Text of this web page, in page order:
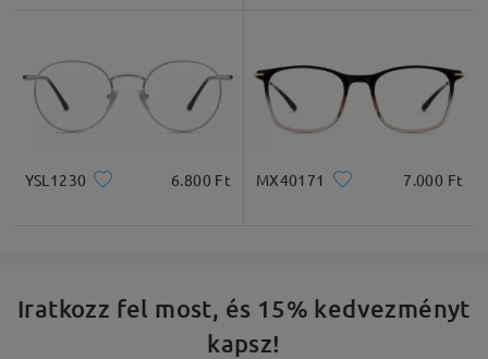
YSL1230 6.800 Ft MX40171 7.000 Ft
Iratkozz fel most, és 15% kedvezményt
kapsz!